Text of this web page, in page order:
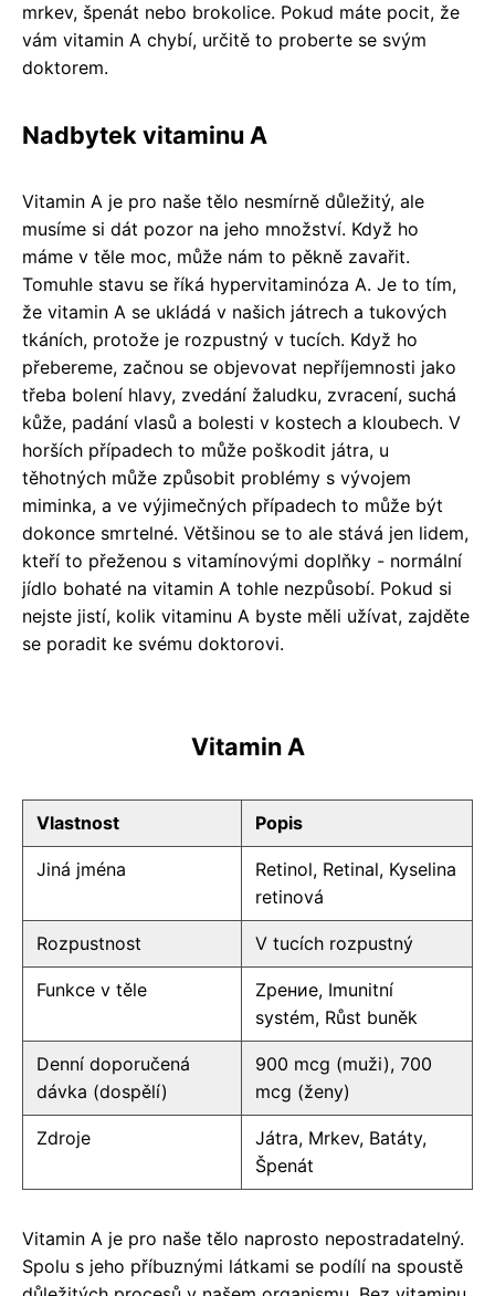
mrkev, špenát nebo brokolice. Pokud máte pocit, že
vám vitamin A chybí, určitě to proberte se svým
doktorem.
Nadbytek vitaminu A
Vitamin A je pro naše tělo nesmírně důležitý, ale
musíme si dát pozor na jeho množství. Když ho
máme v těle moc, může nám to pěkně zavařit.
Tomuhle stavu se říká hypervitaminóza A. Je to tím,
že vitamin A se ukládá v našich játrech a tukových
tkáních, protože je rozpustný v tucích. Když ho
přebereme, začnou se objevovat nepříjemnosti jako
třeba bolení hlavy, zvedání žaludku, zvracení, suchá
kůže, padání vlasů a bolesti v kostech a kloubech. V
horších případech to může poškodit játra, u
těhotných může způsobit problémy s vývojem
miminka, a ve výjimečných případech to může být
dokonce smrtelné. Většinou se to ale stává jen lidem,
kteří to přeženou s vitamínovými doplňky - normální
jídlo bohaté na vitamin A tohle nezpůsobí. Pokud si
nejste jistí, kolik vitaminu A byste měli užívat, zajděte
se poradit ke svému doktorovi.
Vitamin A
Vlastnost Popis
Jiná jména
Retinol, Retinal, Kyselina
retinová
Rozpustnost V tucích rozpustný
Funkce v těle
Zрение, Imunitní
systém, Růst buněk
Denní doporučená
dávka (dospělí)
900 mcg (muži), 700
mcg (ženy)
Zdroje
Játra, Mrkev, Batáty,
Špenát
Vitamin A je pro naše tělo naprosto nepostradatelný.
Spolu s jeho příbuznými látkami se podílí na spoustě